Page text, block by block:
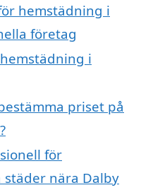
hemstädning i
företag
i
priset på
för
nära Dalby